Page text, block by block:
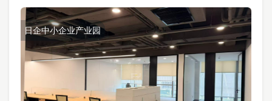
日企中小企业产业园